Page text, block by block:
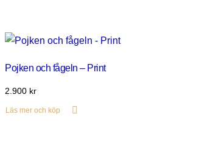
Pojken och fågeln – Print
2.900 kr
Läs mer och köp